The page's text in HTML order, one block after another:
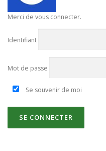
Merci de vous connecter.
Identifiant
Mot de passe
Se souvenir de moi